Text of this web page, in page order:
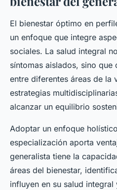
El bienestar óptimo en
un enfoque que integre
sociales. La salud integral
síntomas aislados, sino
entre diferentes áreas de la
estrategias
alcanzar un equilibrio
Adoptar un enfoque
especialización aporta
generalista tiene la
áreas del bienestar,
influyen en su salud